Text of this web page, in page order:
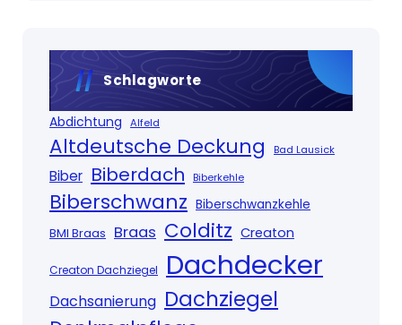
Schlagworte
Abdichtung Alfeld
Altdeutsche Deckung Bad Lausick
Biber Biberdach Biberkehle
Biberschwanz Biberschwanzkehle
BMI Braas Braas Colditz Creaton
Creaton Dachziegel Dachdecker
Dachsanierung Dachziegel